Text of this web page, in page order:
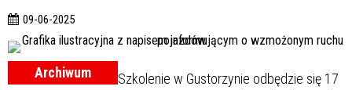
09-06-2025
Archiwum
Szkolenie w Gustorzynie odbędzie się 17